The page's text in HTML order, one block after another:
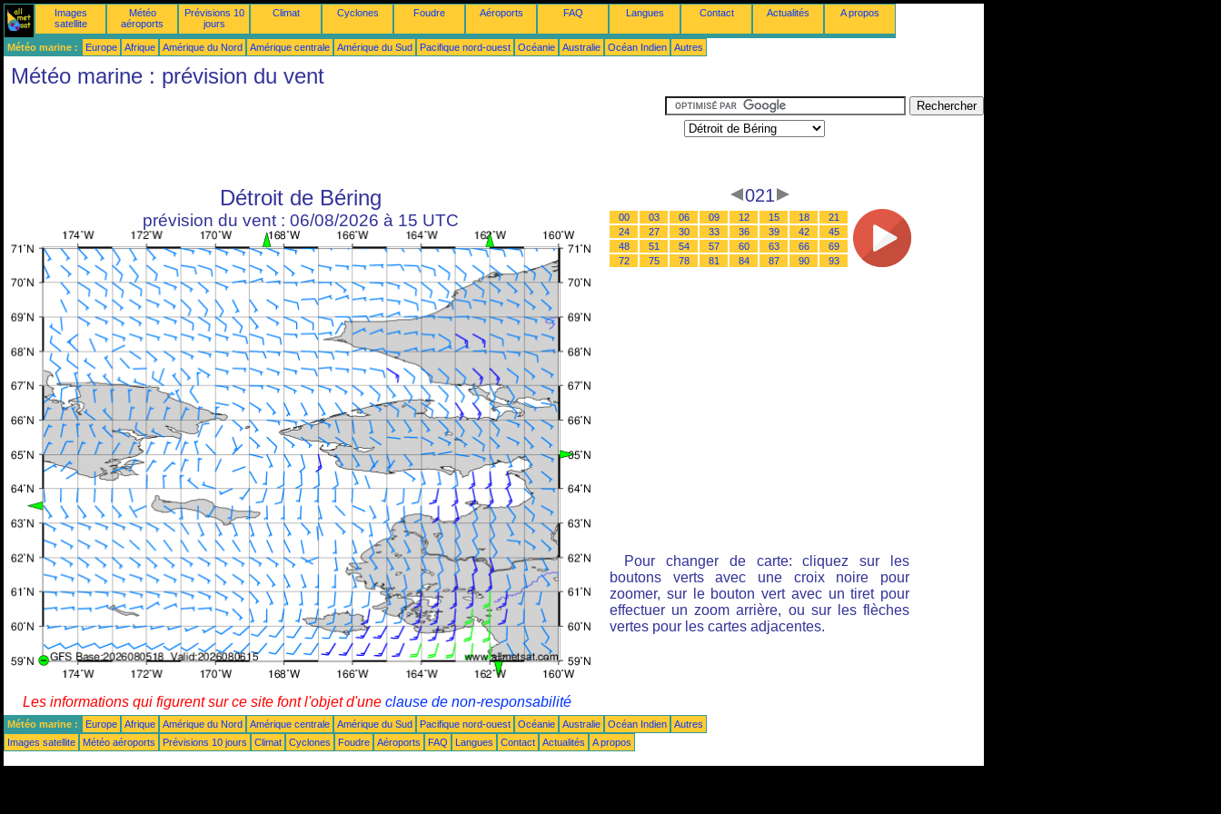
Images
satellite
Météo
aéroports
Prévisions 10
jours
Climat Cyclones Foudre Aéroports FAQ Langues Contact Actualités A propos
Météo marine : Europe Afrique Amérique du Nord Amérique centrale Amérique du Sud Pacifique nord-ouest Océanie Australie Océan Indien Autres
Météo marine : prévision du vent
Détroit de Béring
prévision du vent : 06/08/2026 à 15 UTC
021
00 03 06 09 12 15 18
21
24
27 30 33 36 39 42
45
48
51 54 57 60 63 66
69
72
75 78 81 84 87 90 93
Pour changer de carte: cliquez sur les
boutons verts avec une croix noire pour
zoomer, sur le bouton vert avec un tiret pour
effectuer un zoom arrière, ou sur les flèches
vertes pour les cartes adjacentes.
Les informations qui figurent sur ce site font l'objet d'une clause de non-responsabilité
Météo marine : Europe Afrique Amérique du Nord Amérique centrale Amérique du Sud Pacifique nord-ouest Océanie Australie Océan Indien
Autres
Images satellite
Météo aéroports Prévisions 10 jours Climat Cyclones Foudre Aéroports FAQ Langues Contact Actualités A propos